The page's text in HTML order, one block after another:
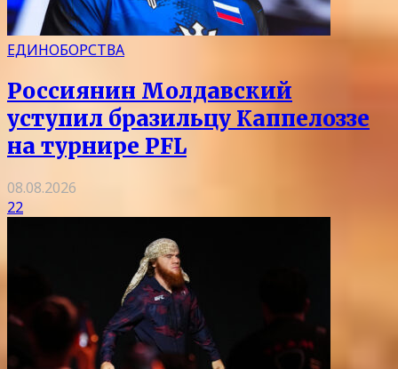
ЕДИНОБОРСТВА
Россиянин Молдавский
уступил бразильцу Каппелоззе
на турнире PFL
08.08.2026
22